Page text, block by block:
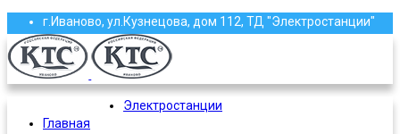
г.Иваново, ул.Кузнецова, дом 112, ТД "Электростанции"
(4932) 58-13-87, 58-97-97, 58-97-96, 37-61-16
roscoma@mail.ru
Главная
Электростанции